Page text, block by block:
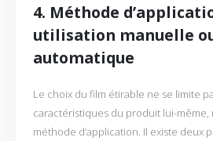
4. Méthode
utilisation manuelle
automatique
Le choix du film étirable ne se limite
caractéristiques du produit lui-même,
méthode d’application. Il existe deux